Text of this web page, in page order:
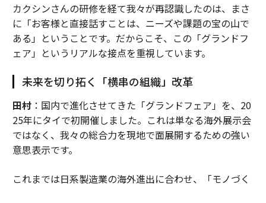
カクシンさんの研修を経て我々が再認識したのは、まさ
に「お客様と直接話すことは、ニーズや課題の宝の山で
ある」ということです。だからこそ、この「グランドフ
ェア」というリアルな接点を重視しています。
未来を切り拓く「横串の組織」改革
田村：国内で進化させてきた「グランドフェア」を、20
25年にタイで初開催しました。これは単なる海外展示会
ではなく、我々の総合力を現地で面展開するための強い
意思表示です。
これまでは日系製造業の海外進出に合わせ、「モノづく